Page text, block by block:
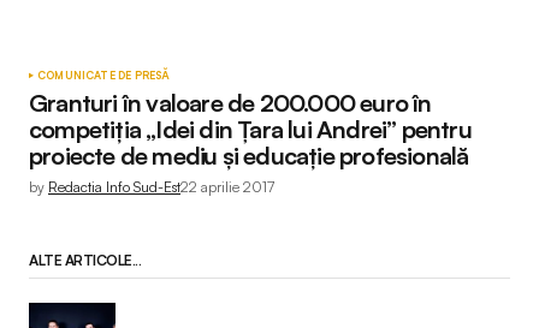
COMUNICATE DE PRESĂ
Granturi în valoare de 200.000 euro în
competiția „Idei din Țara lui Andrei” pentru
proiecte de mediu și educație profesională
by Redactia Info Sud-Est22 aprilie 2017
ALTE ARTICOLE...